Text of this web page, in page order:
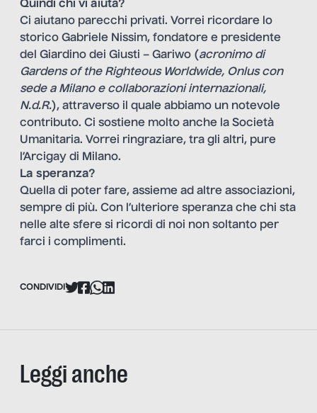
Quindi chi vi aiuta?
Ci aiutano parecchi privati. Vorrei ricordare lo
storico Gabriele Nissim, fondatore e presidente
del Giardino dei Giusti – Gariwo (acronimo di
Gardens of the Righteous Worldwide, Onlus con
sede a Milano e collaborazioni internazionali,
N.d.R.), attraverso il quale abbiamo un notevole
contributo. Ci sostiene molto anche la Società
Umanitaria. Vorrei ringraziare, tra gli altri, pure
l’Arcigay di Milano.
La speranza?
Quella di poter fare, assieme ad altre associazioni,
sempre di più. Con l’ulteriore speranza che chi sta
nelle alte sfere si ricordi di noi non soltanto per
farci i complimenti.
CONDIVIDI
Leggi anche